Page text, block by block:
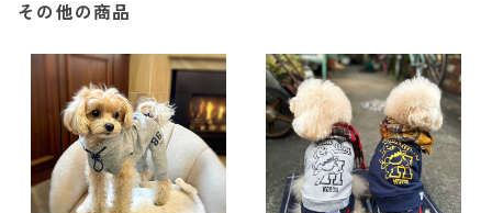
その他の商品